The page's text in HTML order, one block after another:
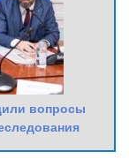
вопросы